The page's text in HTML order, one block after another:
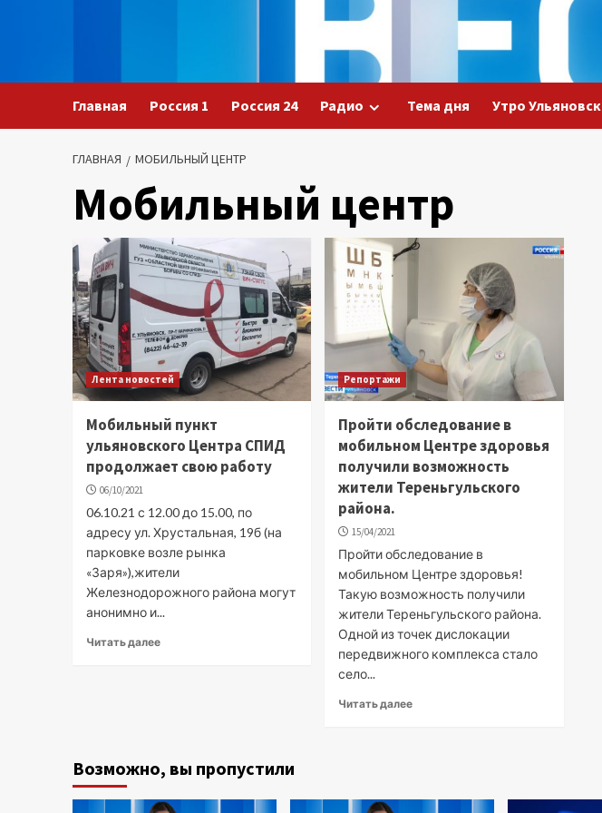
Главная Россия 1 Россия 24 Радио Тема дня Утро Ульяновск
ГЛАВНАЯ МОБИЛЬНЫЙ ЦЕНТР
Мобильный центр
Лента новостей
Мобильный пункт
ульяновского Центра СПИД
продолжает свою работу
06/10/2021
06.10.21 с 12.00 до 15.00, по
адресу ул. Хрустальная, 19б (на
парковке возле рынка
«Заря»),жители
Железнодорожного района могут
анонимно и...
Читать далее
Репортажи
Пройти обследование в
мобильном Центре здоровья
получили возможность
жители Тереньгульского
района.
15/04/2021
Пройти обследование в
мобильном Центре здоровья!
Такую возможность получили
жители Тереньгульского района.
Одной из точек дислокации
передвижного комплекса стало
село...
Читать далее
Возможно, вы пропустили